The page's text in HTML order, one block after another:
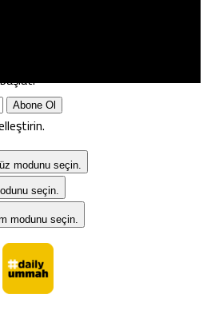
modunu seçin.
seçin.
modunu seçin.
Abone Olabilirsin
için fırsatı kaçırma ve ücretsiz
Abone Ol